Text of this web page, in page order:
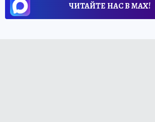
ЧИТАЙТЕ НАС В МАХ!